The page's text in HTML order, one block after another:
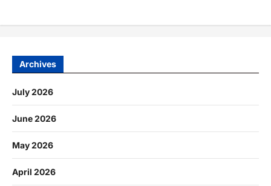
Archives
July 2026
June 2026
May 2026
April 2026